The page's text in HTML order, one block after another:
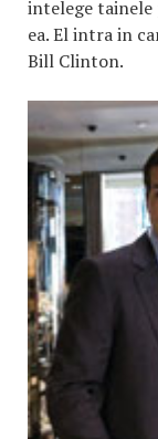
intelege
ea. El intra in
Bill Clinton.